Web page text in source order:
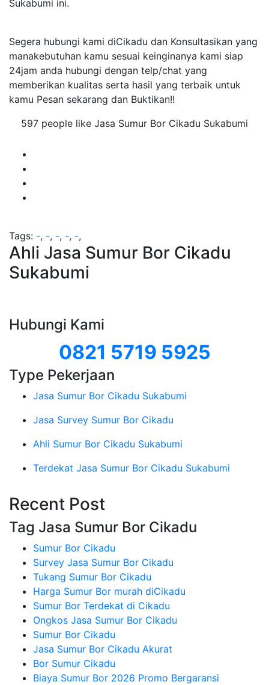
Sukabumi ini.
Segera hubungi kami diCikadu dan Konsultasikan yang
manakebutuhan kamu sesuai keinginanya kami siap
24jam anda hubungi dengan telp/chat yang
memberikan kualitas serta hasil yang terbaik untuk
kamu Pesan sekarang dan Buktikan!!
597 people like Jasa Sumur Bor Cikadu Sukabumi
Tags: -, -, -, -, -,
Ahli Jasa Sumur Bor Cikadu
Sukabumi
Hubungi Kami
0821 5719 5925
Type Pekerjaan
Jasa Sumur Bor Cikadu Sukabumi
Jasa Survey Sumur Bor Cikadu
Ahli Sumur Bor Cikadu Sukabumi
Terdekat Jasa Sumur Bor Cikadu Sukabumi
Recent Post
Tag Jasa Sumur Bor Cikadu
Sumur Bor Cikadu
Survey Jasa Sumur Bor Cikadu
Tukang Sumur Bor Cikadu
Harga Sumur Bor murah diCikadu
Sumur Bor Terdekat di Cikadu
Ongkos Jasa Sumur Bor Cikadu
Sumur Bor Cikadu
Jasa Sumur Bor Cikadu Akurat
Bor Sumur Cikadu
Biaya Sumur Bor 2026 Promo Bergaransi